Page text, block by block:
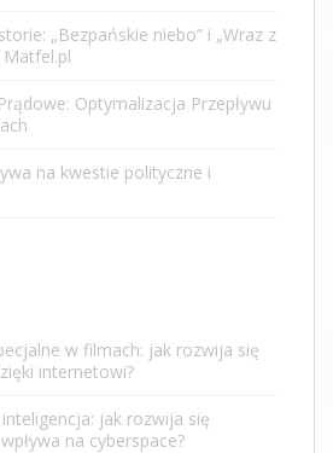
„Bezpańskie niebo” i „Wraz z
Matfel.pl
Optymalizacja Przepływu
na kwestie polityczne i
w filmach: jak rozwija się
internetowi?
jak rozwija się
na cyberspace?